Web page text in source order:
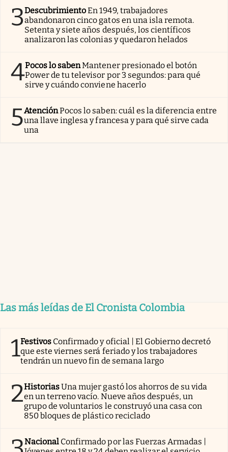
3DescubrimientoEn 1949, trabajadores
abandonaron cinco gatos en una isla remota.
Setenta y siete años después, los científicos
analizaron las colonias y quedaron helados
4Pocos lo sabenMantener presionado el botón
Power de tu televisor por 3 segundos: para qué
sirve y cuándo conviene hacerlo
5AtenciónPocos lo saben: cuál es la diferencia entre
una llave inglesa y francesa y para qué sirve cada
una
Las más leídas de El Cronista Colombia
1Festivos Confirmado y oficial | El Gobierno decretó
que este viernes será feriado y los trabajadores
tendrán un nuevo fin de semana largo
2HistoriasUna mujer gastó los ahorros de su vida
en un terreno vacío. Nueve años después, un
grupo de voluntarios le construyó una casa con
850 bloques de plástico reciclado
Nacional Confirmado por las Fuerzas Armadas |